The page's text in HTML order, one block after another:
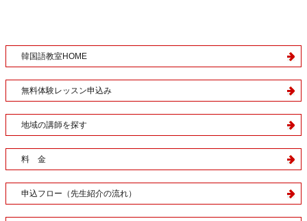
韓国語教室HOME
無料体験レッスン申込み
地域の講師を探す
料 金
申込フロー（先生紹介の流れ）